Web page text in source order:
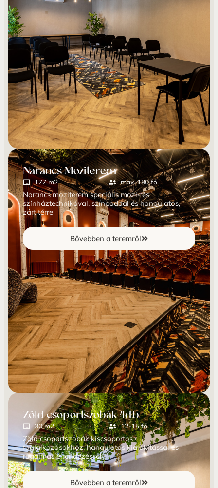
Narancs Moziterem
177 m2 max. 180 fő
Narancs moziterem speciális mozi- és
színháztechnikával, színpaddal és hangulatos,
zárt térrel
Bővebben a teremről
Zöld csoportszobák 4db
30 m2 12-15 fő
Zöld csoportszobák kiscsoportos
foglalkozásokhoz, hangulatos kialakítással és
rugalmas elrendezéssel
Bővebben a teremről